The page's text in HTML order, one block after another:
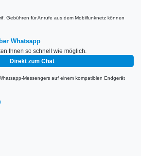
Gebühren für Anrufe aus dem Mobilfunknetz können
Whatsapp
Ihnen so schnell wie möglich.
Direkt zum Chat
Messengers auf einem kompatiblen Endgerät